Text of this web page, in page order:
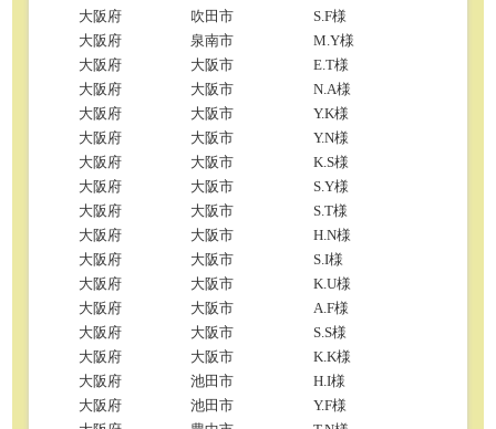
大阪府
吹田市
S.F様
大阪府
泉南市
M.Y様
大阪府
大阪市
E.T様
大阪府
大阪市
N.A様
大阪府
大阪市
Y.K様
大阪府
大阪市
Y.N様
大阪府
大阪市
K.S様
大阪府
大阪市
S.Y様
大阪府
大阪市
S.T様
大阪府
大阪市
H.N様
大阪府
大阪市
S.I様
大阪府
大阪市
K.U様
大阪府
大阪市
A.F様
大阪府
大阪市
S.S様
大阪府
大阪市
K.K様
大阪府
池田市
H.I様
大阪府
池田市
Y.F様